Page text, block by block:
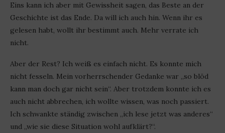
Eins kann ich aber mit Gewissheit sagen, das Beste an der
Geschichte ist das Ende. Da will ich auch hin. Wenn ihr es
gelesen habt, wollt ihr bestimmt auch. Mehr verrate ich
nicht.
Aber der Rest? Ich weiß es einfach nicht. Es konnte mich
nicht fesseln. Mein vorherrschender Gedanke war „so blöd
kann man doch gar nicht sein“. Aber trotzdem konnte ich es
auch nicht abbrechen, ich wollte wissen, was noch passiert.
Ich schwankte ständig zwischen „ich lese jetzt was anderes“
und „wie sie diese Situation wohl aufklärt?“.